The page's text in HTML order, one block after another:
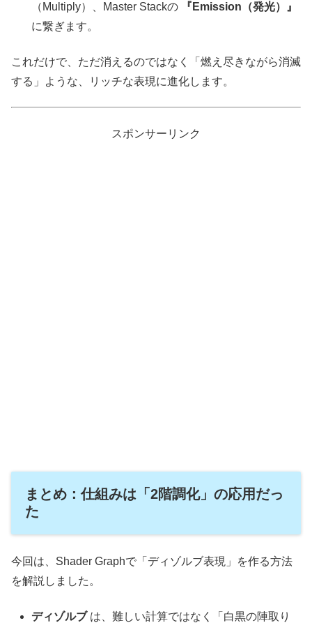
（Multiply）、Master Stackの
『Emission（発光）』
に繋ぎます。
これだけで、ただ消えるのではなく「燃え尽きながら消滅
する」ような、リッチな表現に進化します。
スポンサーリンク
まとめ：仕組みは「2階調化」の応用だっ
た
今回は、Shader Graphで「ディゾルブ表現」を作る方法
を解説しました。
ディゾルブは、難しい計算ではなく「白黒の陣取り